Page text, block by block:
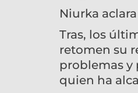
Niurka
Tras, los
retomen su
problemas y
quien ha